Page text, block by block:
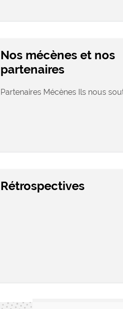
Nos mécènes et nos
partenaires
Partenaires Mécènes Ils nous
Rétrospectives